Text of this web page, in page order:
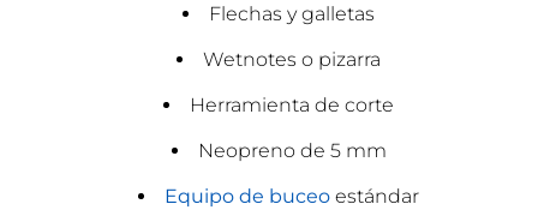
Flechas y galletas
Wetnotes o pizarra
Herramienta de corte
Neopreno de 5 mm
Equipo de buceo estándar